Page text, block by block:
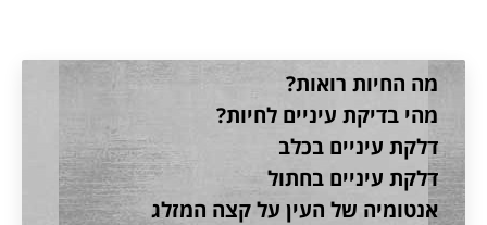
מה החיות רואות?
מהי בדיקת עיניים לחיות?
דלקת עיניים בכלב
דלקת עיניים בחתול
אנטומיה של העין על קצה המזלג